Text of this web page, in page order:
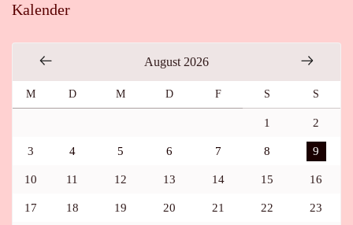
Kalender
August 2026
M D M D F S S
1 2
3 4 5 6 7 8 9
10 11 12 13 14 15 16
17 18 19 20 21 22 23